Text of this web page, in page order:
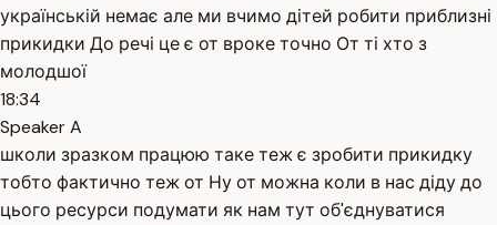
українській немає але ми вчимо дітей робити приблизні
прикидки До речі це є от вроке точно От ті хто з
молодшої
18:34
Speaker A
школи зразком працюю таке теж є зробити прикидку
тобто фактично теж от Ну от можна коли в нас діду до
цього ресурси подумати як нам тут об'єднуватися